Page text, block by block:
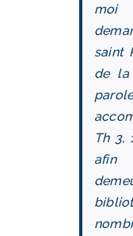
moi
saint
de la
Th 3,
afin